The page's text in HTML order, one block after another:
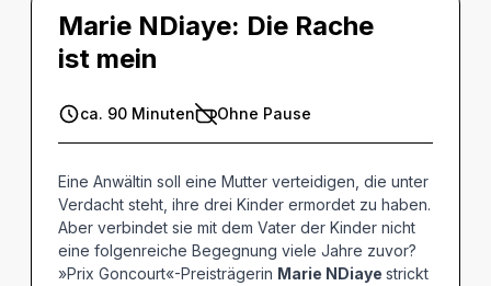
Marie NDiaye: Die Rache
ist mein
ca. 90 Minuten Ohne Pause
Eine Anwältin soll eine Mutter verteidigen, die unter
Verdacht steht, ihre drei Kinder ermordet zu haben.
Aber verbindet sie mit dem Vater der Kinder nicht
eine folgenreiche Begegnung viele Jahre zuvor?
»Prix Goncourt«-Preisträgerin Marie NDiaye strickt